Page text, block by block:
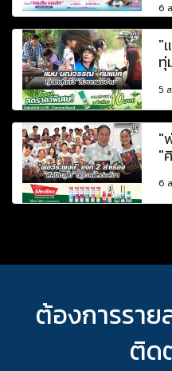
6
"
ทุ่
5
"
"
6
ต้องการราย
ติด